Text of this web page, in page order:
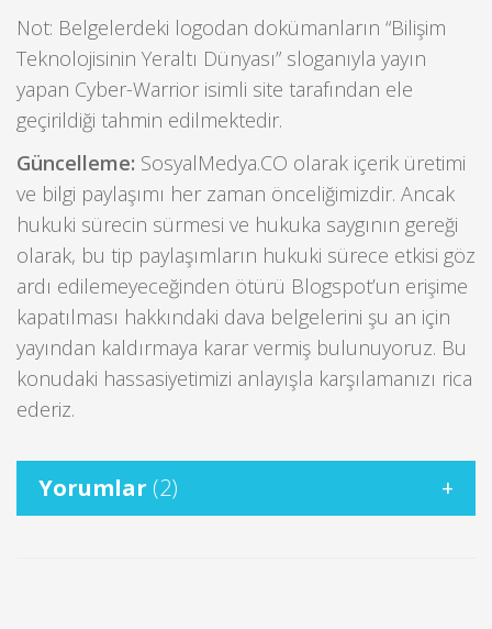
Not: Belgelerdeki logodan dokümanların “Bilişim
Teknolojisinin Yeraltı Dünyası” sloganıyla yayın
yapan Cyber-Warrior isimli site tarafından ele
geçirildiği tahmin edilmektedir.
Güncelleme: SosyalMedya.CO olarak içerik üretimi
ve bilgi paylaşımı her zaman önceliğimizdir. Ancak
hukuki sürecin sürmesi ve hukuka saygının gereği
olarak, bu tip paylaşımların hukuki sürece etkisi göz
ardı edilemeyeceğinden ötürü Blogspot’un erişime
kapatılması hakkındaki dava belgelerini şu an için
yayından kaldırmaya karar vermiş bulunuyoruz. Bu
konudaki hassasiyetimizi anlayışla karşılamanızı rica
ederiz.
Yorumlar (2)